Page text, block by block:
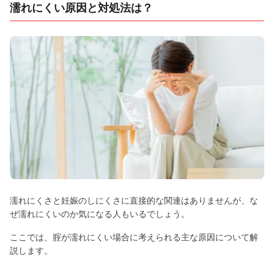
濡れにくい原因と対処法は？
濡れにくさと妊娠のしにくさに直接的な関連はありませんが、な
ぜ濡れにくいのか気になる人もいるでしょう。
ここでは、腟が濡れにくい場合に考えられる主な原因について解
説します。